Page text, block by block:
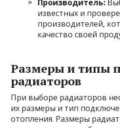
Производитель:
известных и
производителей,
качество своей
Размеры и типы
радиаторов
При выборе радиаторов
их размеры и тип
отопления. Размеры